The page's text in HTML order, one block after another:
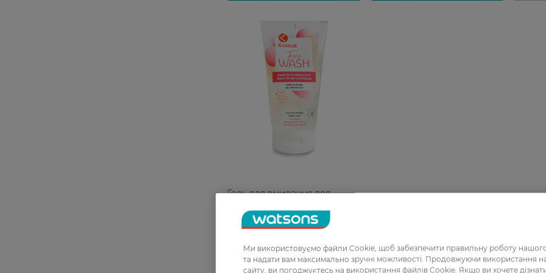
Гель для вмивання для
Ми використовуємо файли Cookie, щоб забезпечити правильну роботу
та надати вам максимально зручні можливості. Продовжуючи використання
сайту, ви погоджуєтесь на використання файлів Cookie. Якщо ви хочете